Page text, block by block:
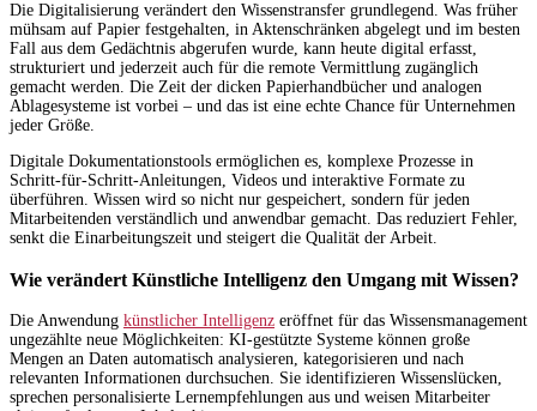
Die Digitalisierung verändert den Wissenstransfer grundlegend. Was früher
mühsam auf Papier festgehalten, in Aktenschränken abgelegt und im besten
Fall aus dem Gedächtnis abgerufen wurde, kann heute digital erfasst,
strukturiert und jederzeit auch für die remote Vermittlung zugänglich
gemacht werden. Die Zeit der dicken Papierhandbücher und analogen
Ablagesysteme ist vorbei – und das ist eine echte Chance für Unternehmen
jeder Größe.
Digitale Dokumentationstools ermöglichen es, komplexe Prozesse in
Schritt-für-Schritt-Anleitungen, Videos und interaktive Formate zu
überführen. Wissen wird so nicht nur gespeichert, sondern für jeden
Mitarbeitenden verständlich und anwendbar gemacht. Das reduziert Fehler,
senkt die Einarbeitungszeit und steigert die Qualität der Arbeit.
Wie verändert Künstliche Intelligenz den Umgang mit Wissen?
Die Anwendung künstlicher Intelligenz eröffnet für das Wissensmanagement
ungezählte neue Möglichkeiten: KI-gestützte Systeme können große
Mengen an Daten automatisch analysieren, kategorisieren und nach
relevanten Informationen durchsuchen. Sie identifizieren Wissenslücken,
sprechen personalisierte Lernempfehlungen aus und weisen Mitarbeiter